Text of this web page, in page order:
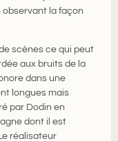
observant la façon
scènes ce qui peut
aux bruits de la
dans une
longues mais
par Dodin en
dont il est
réalisateur